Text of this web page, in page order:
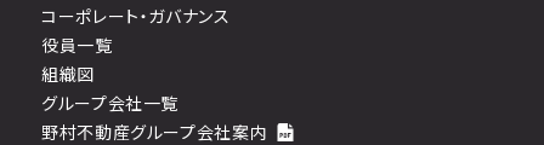
コーポレート・ガバナンス
役員一覧
組織図
グループ会社一覧
野村不動産グループ会社案内